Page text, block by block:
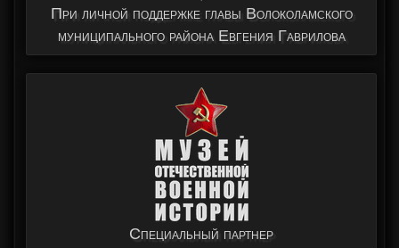
При личной поддержке главы Волоколамского
муниципального района Евгения Гаврилова
Специальный партнер